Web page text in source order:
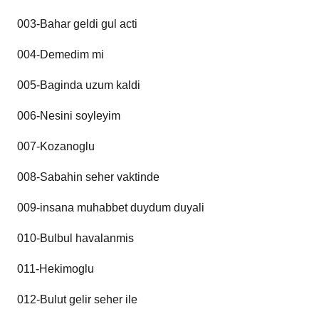
003-Bahar geldi gul acti
004-Demedim mi
005-Baginda uzum kaldi
006-Nesini soyleyim
007-Kozanoglu
008-Sabahin seher vaktinde
009-insana muhabbet duydum duyali
010-Bulbul havalanmis
011-Hekimoglu
012-Bulut gelir seher ile